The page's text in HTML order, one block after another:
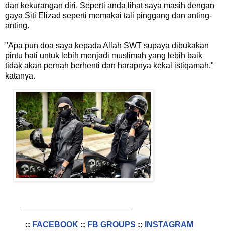
dan kekurangan diri. Seperti anda lihat saya masih dengan
gaya Siti Elizad seperti memakai tali pinggang dan anting-
anting.
"Apa pun doa saya kepada Allah SWT supaya dibukakan
pintu hati untuk lebih menjadi muslimah yang lebih baik
tidak akan pernah berhenti dan harapnya kekal istiqamah,"
katanya.
:: FACEBOOK :: FB GROUPS ::
INSTAGRAM